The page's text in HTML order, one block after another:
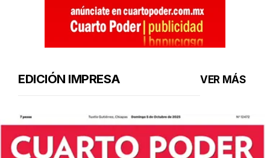
EDICIÓN IMPRESA VER MÁS